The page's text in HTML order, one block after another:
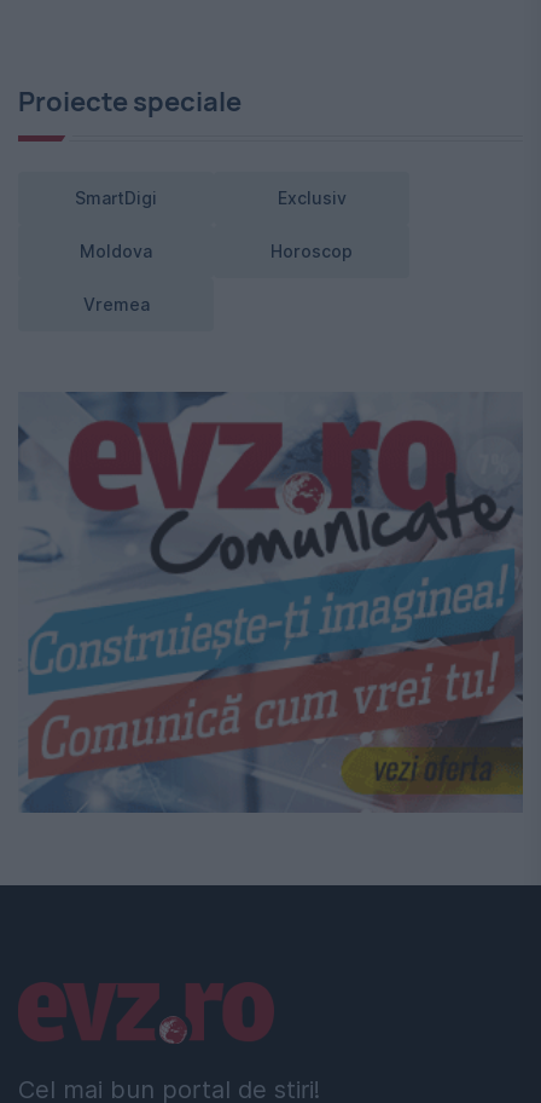
Proiecte speciale
SmartDigi Exclusiv
Moldova Horoscop
Vremea
Cel mai bun portal de stiri!
Linkuri utile